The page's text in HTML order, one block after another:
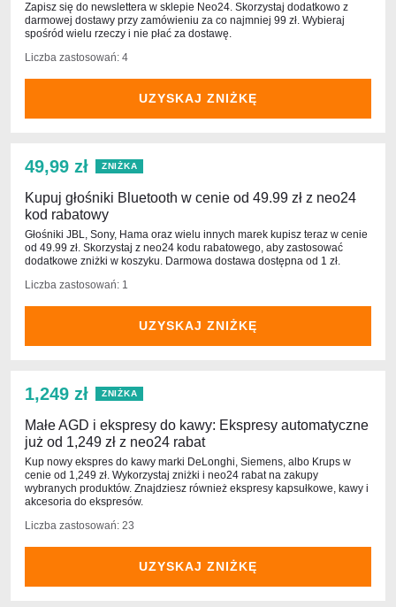
Zapisz się do newslettera w sklepie Neo24. Skorzystaj dodatkowo z
darmowej dostawy przy zamówieniu za co najmniej 99 zł. Wybieraj
spośród wielu rzeczy i nie płać za dostawę.
Liczba zastosowań: 4
UZYSKAJ ZNIŻKĘ
49,99 zł ZNIŻKA
Kupuj głośniki Bluetooth w cenie od 49.99 zł z neo24
kod rabatowy
Głośniki JBL, Sony, Hama oraz wielu innych marek kupisz teraz w cenie
od 49.99 zł. Skorzystaj z neo24 kodu rabatowego, aby zastosować
dodatkowe zniżki w koszyku. Darmowa dostawa dostępna od 1 zł.
Liczba zastosowań: 1
UZYSKAJ ZNIŻKĘ
1,249 zł ZNIŻKA
Małe AGD i ekspresy do kawy: Ekspresy automatyczne
już od 1,249 zł z neo24 rabat
Kup nowy ekspres do kawy marki DeLonghi, Siemens, albo Krups w
cenie od 1,249 zł. Wykorzystaj zniżki i neo24 rabat na zakupy
wybranych produktów. Znajdziesz również ekspresy kapsułkowe, kawy i
akcesoria do ekspresów.
Liczba zastosowań: 23
UZYSKAJ ZNIŻKĘ